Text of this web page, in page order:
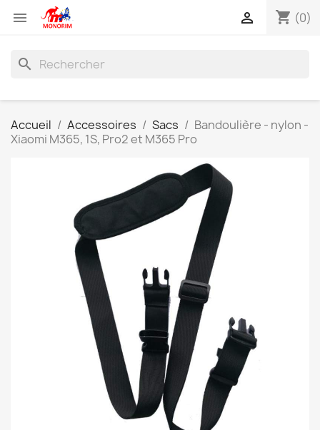
 shopping_cart (0)

search
Accueil Accessoires Sacs
Bandoulière - nylon -
Xiaomi M365, 1S, Pro2 et M365 Pro